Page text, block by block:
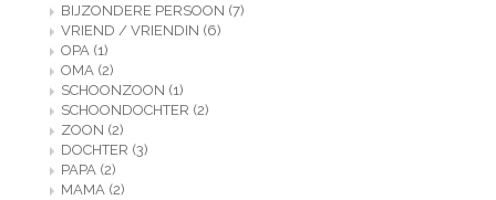
BIJZONDERE PERSOON (7)
VRIEND / VRIENDIN (6)
OPA (1)
OMA (2)
SCHOONZOON (1)
SCHOONDOCHTER (2)
ZOON (2)
DOCHTER (3)
PAPA (2)
MAMA (2)